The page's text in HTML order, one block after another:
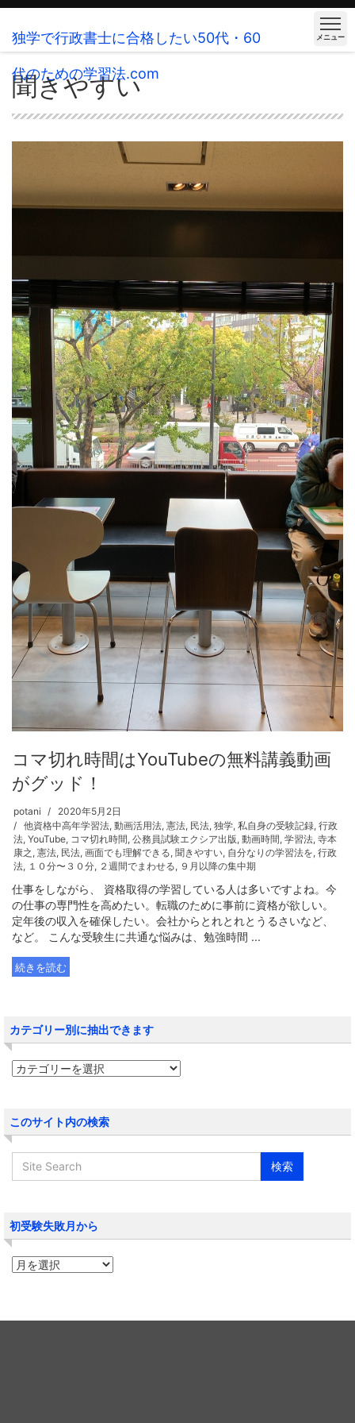
独学で行政書士に合格したい50代・60
代のための学習法.com
メニュー
聞きやすい
コマ切れ時間はYouTubeの無料講義動画
がグッド！
potani
2020年5月2日
他資格中高年学習法, 動画活用法, 憲法, 民法, 独学, 私自身の受験記録, 行政
法, YouTube, コマ切れ時間, 公務員試験エクシア出版, 動画時間, 学習法, 寺本
康之 , 憲法, 民法, 画面でも理解できる, 聞きやすい, 自分なりの学習法を, 行政
法, １０分〜３０分, ２週間でまわせる, ９月以降の集中期
仕事をしながら、 資格取得の学習している人は多いですよね。今
の仕事の専門性を高めたい。転職のために事前に資格が欲しい。
定年後の収入を確保したい。会社からとれとれとうるさいなど、
など。 こんな受験生に共通な悩みは、勉強時間 ...
続きを読む
カテゴリー別に抽出できます
このサイト内の検索
初受験失敗月から